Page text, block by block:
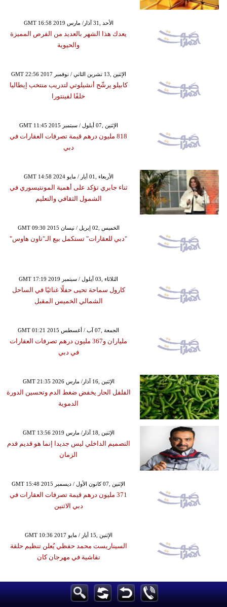
GMT 16:58 2019 الأحد ,31 آذار/ مارس
يعدك هذا الشهر بالعديد من الفرص المميزة
والحيوية
GMT 22:56 2017 الإثنين ,13 تشرين الثاني / نوفمبر
كابيلو يرشّح أنشيلوتي لتدريب منتخب إيطاليا
خلفًا لفينتورا
GMT 11:45 2015 الإثنين ,07 أيلول / سبتمبر
818 مليون درهم قيمة تصرفات العقارات في
دبي
GMT 14:58 2024 الأربعاء ,01 أيار / مايو
ثناء جابري تؤكد على أهمية المونتيسوري في
الشمول الثقافي والتعليم
GMT 09:30 2015 الخميس ,02 إبريل / نيسان
"دبي للعقارات" تستكمل بيع الـ"تاون هاوس"
GMT 17:19 2019 الثلاثاء ,03 أيلول / سبتمبر
كارول سماحة تحيى حفلًا غنائيًا في الساحل
الشمالي الخميس المقبل
GMT 01:21 2015 الجمعة ,07 آب / أغسطس
ملياران و367 مليون درهم تصرفات العقارات
في دبي
GMT 21:35 2026 الإثنين ,16 آذار/ مارس
الفلفل الحار يخفض ضغط الدم وتحسين الدورة
الدموية
GMT 13:56 2019 الإثنين ,18 آذار/ مارس
التصميم الداخلي ليس جديدا إنما هو قديم قدم
الزمان
GMT 15:48 2015 الإثنين ,07 كانون الأول / ديسمبر
371 مليون درهم قيمة تصرفات العقارات في
دبي الاثنين
GMT 10:36 2017 الإثنين ,15 أيار / مايو
السيناريست محمد حفظي يُعلن تنظيم حلقة
نقاشية في مهرجان كان
GMT 21:38 2013 الخميس ,14 آذار/ مارس
زوجان بريطانيان يوثقان رحلتهما حول العالم